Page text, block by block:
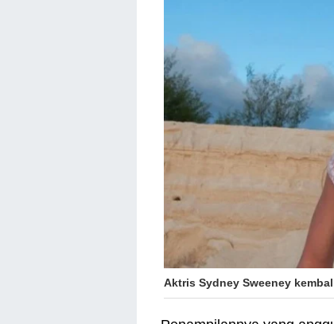
Aktris Sydney Sweeney